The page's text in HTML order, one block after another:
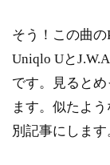
そう！この曲
Uniqlo Uと
です。見ると
ます。似たよ
別記事にします